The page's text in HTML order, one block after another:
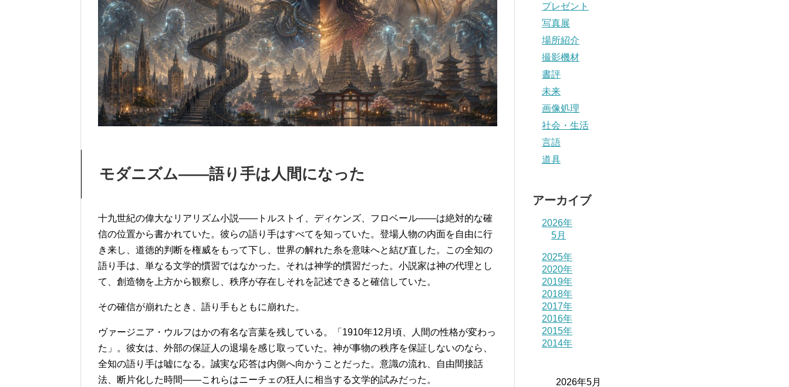
モダニズム——語り手は人間になった
十九世紀の偉大なリアリズム小説——トルストイ、ディケンズ、フロベール——は絶対的な確
信の位置から書かれていた。彼らの語り手はすべてを知っていた。登場人物の内面を自由に行
き来し、道徳的判断を権威をもって下し、世界の解れた糸を意味へと結び直した。この全知の
語り手は、単なる文学的慣習ではなかった。それは神学的慣習だった。小説家は神の代理とし
て、創造物を上方から観察し、秩序が存在しそれを記述できると確信していた。
その確信が崩れたとき、語り手もともに崩れた。
ヴァージニア・ウルフはかの有名な言葉を残している。「1910年12月頃、人間の性格が変わっ
た」。彼女は、外部の保証人の退場を感じ取っていた。神が事物の秩序を保証しないのなら、
全知の語り手は嘘になる。誠実な応答は内側へ向かうことだった。意識の流れ、自由間接話
法、断片化した時間——これらはニーチェの狂人に相当する文学的試みだった。
プレゼント
写真展
場所紹介
撮影機材
書評
未来
画像処理
社会・生活
言語
道具
アーカイブ
2026年
5月
2025年
2020年
2019年
2018年
2017年
2016年
2015年
2014年
2026年5月